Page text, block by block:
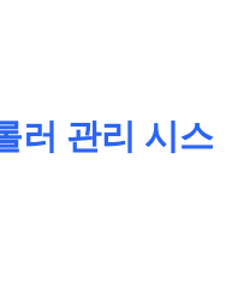
러 관리 시스